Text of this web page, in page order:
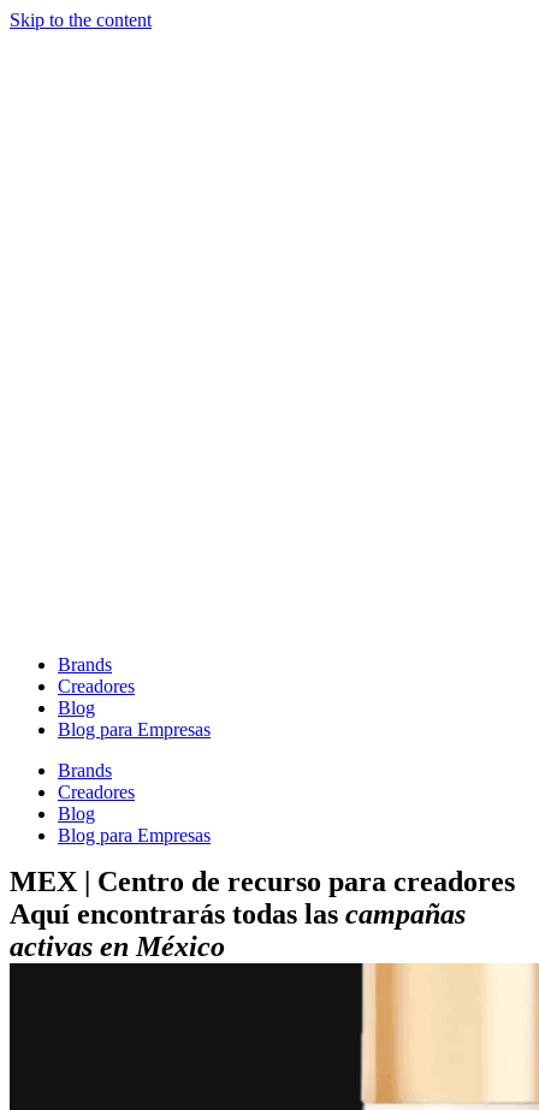
Skip to the content
Brands
Creadores
Blog
Blog para Empresas
Brands
Creadores
Blog
Blog para Empresas
MEX | Centro de recurso para creadores
Aquí encontrarás todas las campañas
activas en México